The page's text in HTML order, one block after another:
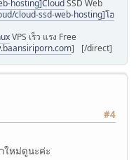
hosting]CloudSSD Web
cloud-ssd-web-hosting]โฮ
VPS เร็ว แรง Free
] [/direct]
#4
ใหม่ดูนะค่ะ